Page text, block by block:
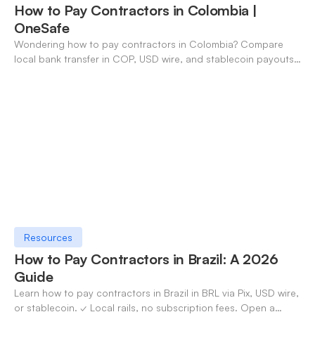
How to Pay Contractors in Colombia |
OneSafe
Wondering how to pay contractors in Colombia? Compare
local bank transfer in COP, USD wire, and stablecoin payouts.
Resources
How to Pay Contractors in Brazil: A 2026
Guide
Learn how to pay contractors in Brazil in BRL via Pix, USD wire,
or stablecoin. ✓ Local rails, no subscription fees. Open a